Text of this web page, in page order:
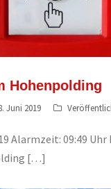
Hohenpolding
Juni 2019
Alarmzeit: 09:49
[…]